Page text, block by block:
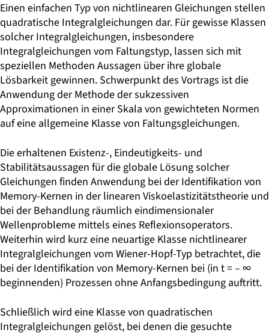
Einen einfachen Typ von nichtlinearen Gleichungen stellen
quadratische Integralgleichungen dar. Für gewisse Klassen
solcher Integralgleichungen, insbesondere
Integralgleichungen vom Faltungstyp, lassen sich mit
speziellen Methoden Aussagen über ihre globale
Lösbarkeit gewinnen. Schwerpunkt des Vortrags ist die
Anwendung der Methode der sukzessiven
Approximationen in einer Skala von gewichteten Normen
auf eine allgemeine Klasse von Faltungsgleichungen.
Die erhaltenen Existenz-, Eindeutigkeits- und
Stabilitätsaussagen für die globale Lösung solcher
Gleichungen finden Anwendung bei der Identifikation von
Memory-Kernen in der linearen Viskoelastizitätstheorie und
bei der Behandlung räumlich eindimensionaler
Wellenprobleme mittels eines Reflexionsoperators.
Weiterhin wird kurz eine neuartige Klasse nichtlinearer
Integralgleichungen vom Wiener-Hopf-Typ betrachtet, die
bei der Identifikation von Memory-Kernen bei (in t = – ∞
beginnenden) Prozessen ohne Anfangsbedingung auftritt.
Schließlich wird eine Klasse von quadratischen
Integralgleichungen gelöst, bei denen die gesuchte